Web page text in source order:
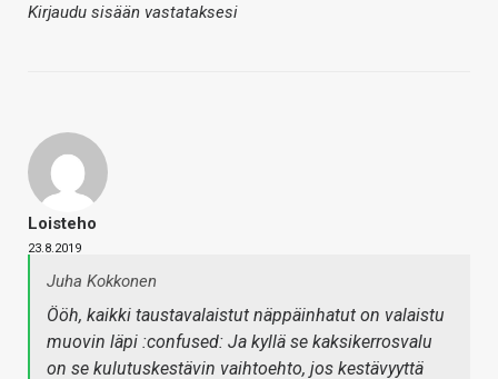
Kirjaudu sisään vastataksesi
Loisteho
23.8.2019
Juha Kokkonen
Ööh, kaikki taustavalaistut näppäinhatut on valaistu
muovin läpi :confused: Ja kyllä se kaksikerrosvalu
on se kulutuskestävin vaihtoehto, jos kestävyyttä